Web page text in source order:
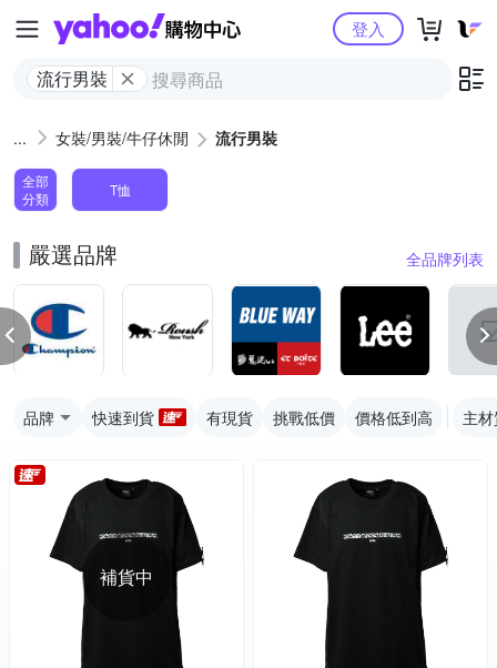
Yahoo購物中心
流行男裝
登入
女裝/男裝/牛仔休閒 流行男裝
全部
分類
T恤
嚴選品牌 全品牌列表
品牌 快速到貨 有現貨 挑戰低價 價格低到高 主
補貨中